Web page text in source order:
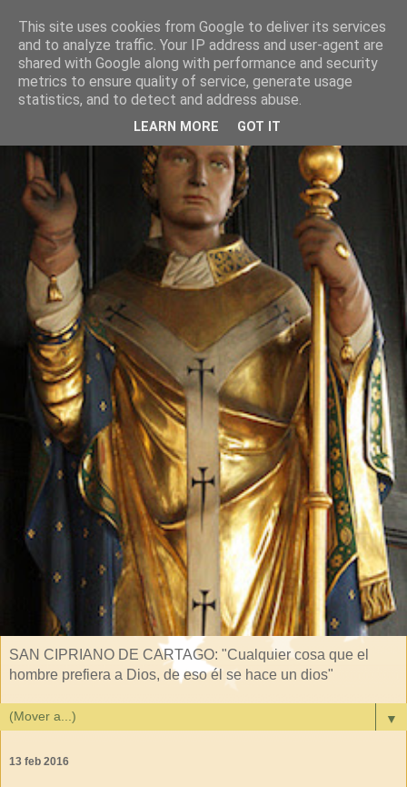
SAN CIPRIANO DE CARTAGO: "Cualquier cosa que el
hombre prefiera a Dios, de eso él se hace un dios"
▼
13 feb 2016
This site uses cookies from Google to deliver its services
and to analyze traffic. Your IP address and user-agent are
shared with Google along with performance and security
metrics to ensure quality of service, generate usage
statistics, and to detect and address abuse.
LEARN MORE GOT IT